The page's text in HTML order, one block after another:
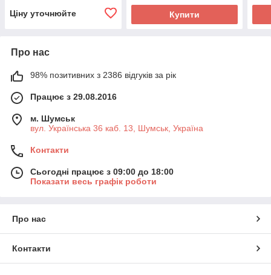
Ціну уточнюйте Купити
Про нас
98% позитивних з 2386 відгуків за рік
Працює з 29.08.2016
м. Шумськ
вул. Українська 36 каб. 13, Шумськ, Україна
Контакти
Сьогодні працює з 09:00 до 18:00
Показати весь графік роботи
Про нас
Контакти